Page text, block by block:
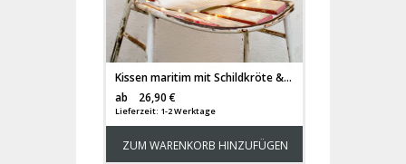
Kissen maritim mit Schildkröte & Spruch Dekokissen Zierkissen bedruckt mit Zitat Motto Slogan Heute ist mir nach Meer ks176
ab
26,90 €
Lieferzeit: 1-2 Werktage
ZUM WARENKORB HINZUFÜGEN